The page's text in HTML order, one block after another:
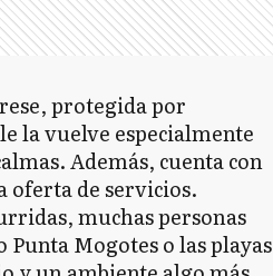
protegida por
la vuelve especialmente
Además, cuenta con
oferta de servicios.
muchas personas
Punta Mogotes o las playas